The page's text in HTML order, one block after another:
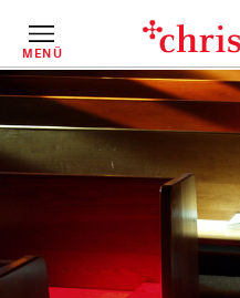
InhaltMENÜ